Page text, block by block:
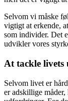
Selvom vi måske
vigtigt at erkende,
som individer. Det
udvikler vores
At tackle
Selvom livet er
er adskillige